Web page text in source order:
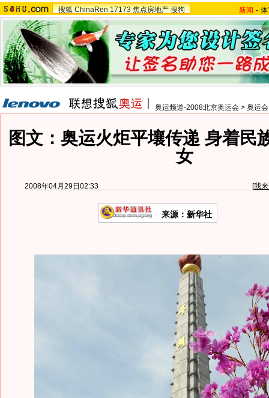
搜狐 ChinaRen 17173 焦点房地产 搜狗 新闻 -
奥运频道-2008北京奥运会 > 奥运
图文：奥运火炬平壤传递 身着民
女
2008年04月29日02:33 [我
来源：新华社